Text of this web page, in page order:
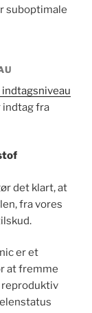
suboptimale
indtagsniveau
indtag fra
det klart, at
fra vores
er et
at fremme
reproduktiv